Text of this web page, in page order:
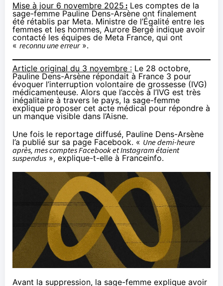
Mise à jour 6 novembre 2025 : Les comptes de la
sage-femme Pauline Dens-Arsène ont finalement
été rétablis par Meta. Ministre de l’Égalité entre les
femmes et les hommes, Aurore Bergé indique avoir
contacté les équipes de Meta France, qui ont
« reconnu une erreur».
Article original du 3 novembre : Le 28 octobre,
Pauline Dens-Arsène répondait à France 3 pour
évoquer l’interruption volontaire de grossesse (IVG)
médicamenteuse. Alors que l’accès à l’IVG est très
inégalitaire à travers le pays, la sage-femme
explique proposer cet acte médical pour répondre à
un manque visible dans l’Aisne.
Une fois le reportage diffusé, Pauline Dens-Arsène
l’a publié sur sa page Facebook. « Une demi-heure
après, mes comptes Facebook et Instagram étaient
suspendus », explique-t-elle à Franceinfo.
Avant la suppression, la sage-femme explique avoir